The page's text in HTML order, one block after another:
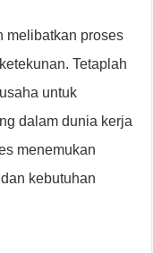
melibatkan proses
Tetaplah
untuk
dalam dunia kerja
menemukan
kebutuhan